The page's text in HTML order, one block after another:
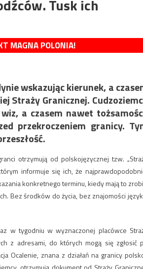
Tusk ich
MAGNA POLONIA!
wskazując kierunek, a
Straży Granicznej.
a czasem nawet
przekroczeniem granicy.
otrzymują od polskojęzycznej tzw.
informuje się ich, że
konkretnego terminu, kiedy mają to
Bez środków do życia, bez znajomości
w tygodniu w wyznaczonej placówce
z adresami, do których mogą się zgłosić
Ocalenie, znana z działań na granicy